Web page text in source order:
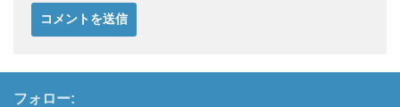
フォロー: